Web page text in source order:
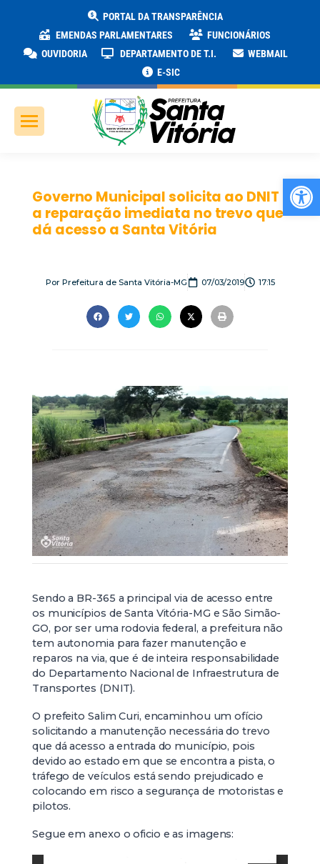
PORTAL DA TRANSPARÊNCIA
EMENDAS PARLAMENTARES
FUNCIONÁRIOS
OUVIDORIA
DEPARTAMENTO DE T.I.
WEBMAIL
E-SIC
Governo Municipal solicita ao DNIT
a reparação imediata no trevo que
dá acesso a Santa Vitória
PorPrefeitura de Santa Vitória-MG 07/03/2019 17:15
Sendo a BR-365 a principal via de acesso entre
os municípios de Santa Vitória-MG e São Simão-
GO, por ser uma rodovia federal, a prefeitura não
tem autonomia para fazer manutenção e
reparos na via, que é de inteira responsabilidade
do Departamento Nacional de Infraestrutura de
Transportes (DNIT).
O prefeito Salim Curi, encaminhou um ofício
solicitando a manutenção necessária do trevo
que dá acesso a entrada do município, pois
devido ao estado em que se encontra a pista, o
tráfego de veículos está sendo prejudicado e
colocando em risco a segurança de motoristas e
pilotos.
Segue em anexo o oficio e as imagens: